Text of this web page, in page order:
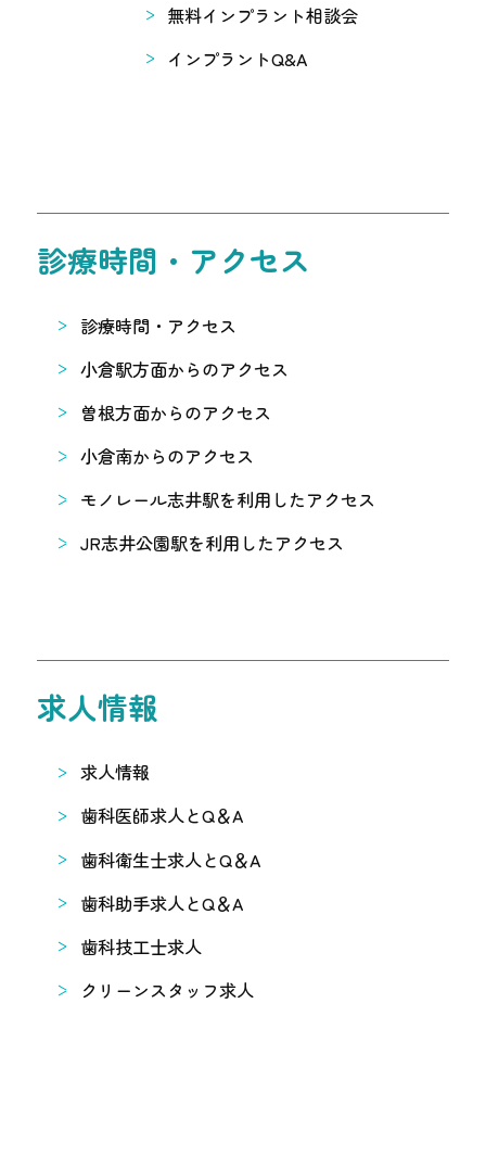
無料インプラント相談会
インプラントQ&A
診療時間・アクセス
診療時間・アクセス
小倉駅方面からのアクセス
曽根方面からのアクセス
小倉南からのアクセス
モノレール志井駅を利用したアクセス
JR志井公園駅を利用したアクセス
求人情報
求人情報
歯科医師求人とQ＆A
歯科衛生士求人とQ＆A
歯科助手求人とQ＆A
歯科技工士求人
クリーンスタッフ求人